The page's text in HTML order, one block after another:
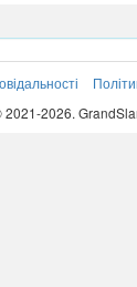
2026.